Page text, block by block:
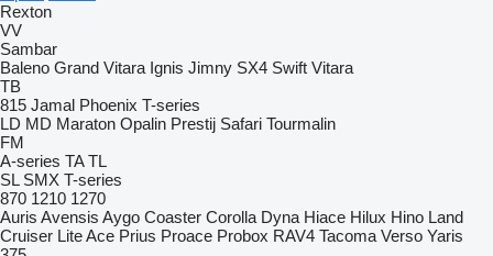
Rexton
VV
Sambar
Baleno Grand Vitara Ignis Jimny SX4 Swift Vitara
TB
815 Jamal Phoenix T-series
LD MD Maraton Opalin Prestij Safari Tourmalin
FM
A-series TA TL
SL SMX T-series
870 1210 1270
Auris Avensis Aygo Coaster Corolla Dyna Hiace Hilux Hino Land
Cruiser Lite Ace Prius Proace Probox RAV4 Tacoma Verso Yaris